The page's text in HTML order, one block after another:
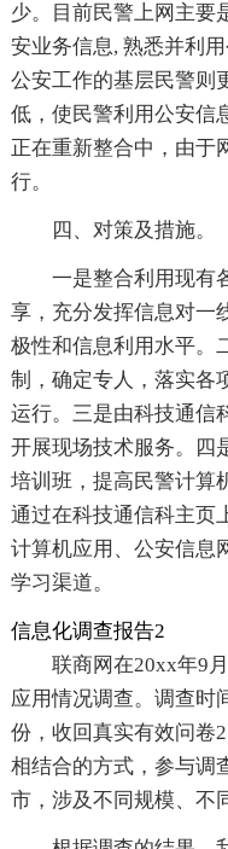
少。目前民警上网主要
安业务信息, 熟悉并利
公安工作的基层民警则
低，使民警利用公安信
正在重新整合中，由于
行。
四、对策及措施。
一是整合利用现有
享，充分发挥信息对一
极性和信息利用水平。
制，确定专人，落实各
运行。三是由科技通信
开展现场技术服务。四
培训班，提高民警计算
通过在科技通信科主页
计算机应用、公安信息
学习渠道。
信息化调查报告2
联商网在20xx年9
应用情况调查。调查时
份，收回真实有效问卷
相结合的方式，参与调
市，涉及不同规模、不